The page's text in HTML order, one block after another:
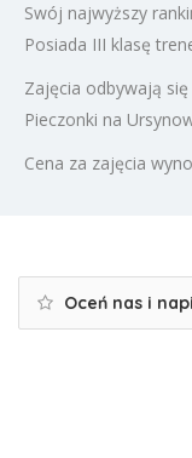
Swój najwyższy
Posiada III klasę
Zajęcia odbywają
Pieczonki na
Cena za zajęcia
Oceń nas i